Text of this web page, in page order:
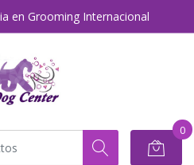
en Grooming Internacional
0